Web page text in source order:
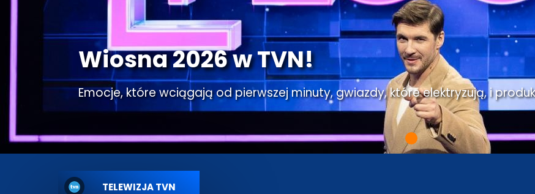
Wiosna 2026 w TVN!
Emocje, które wciągają od pierwszej minuty, gwiazdy, które elektryzują, i
TELEWIZJA TVN